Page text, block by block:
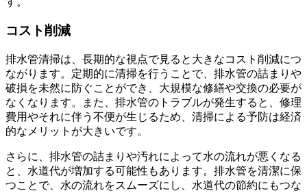
排水管清掃の費用相場
コスト削減
排水管清掃は、長期的な視点で見ると大きなコスト削減につ
ながります。定期的に清掃を行うことで、排水管の詰まりや
破損を未然に防ぐことができ、大規模な修繕や交換の必要が
なくなります。また、排水管のトラブルが発生すると、修理
費用やそれに伴う不便が生じるため、清掃による予防は経済
的なメリットが大きいです。
さらに、排水管の詰まりや汚れによって水の流れが悪くなる
と、水道代が増加する可能性もあります。排水管を清潔に保
つことで、水の流れをスムーズにし、水道代の節約にもつな